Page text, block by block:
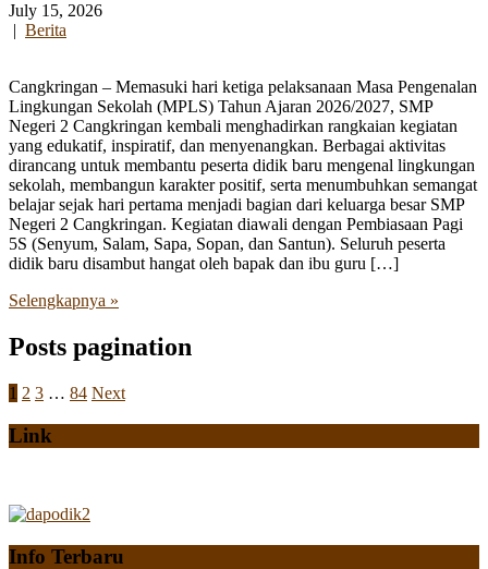
July 15, 2026
| Berita
Cangkringan – Memasuki hari ketiga pelaksanaan Masa Pengenalan
Lingkungan Sekolah (MPLS) Tahun Ajaran 2026/2027, SMP
Negeri 2 Cangkringan kembali menghadirkan rangkaian kegiatan
yang edukatif, inspiratif, dan menyenangkan. Berbagai aktivitas
dirancang untuk membantu peserta didik baru mengenal lingkungan
sekolah, membangun karakter positif, serta menumbuhkan semangat
belajar sejak hari pertama menjadi bagian dari keluarga besar SMP
Negeri 2 Cangkringan. Kegiatan diawali dengan Pembiasaan Pagi
5S (Senyum, Salam, Sapa, Sopan, dan Santun). Seluruh peserta
didik baru disambut hangat oleh bapak dan ibu guru […]
Selengkapnya »
Posts pagination
1 2 3 … 84 Next
Link
Info Terbaru